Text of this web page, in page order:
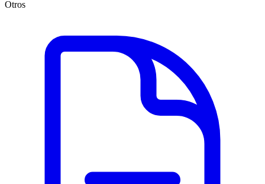
Otros